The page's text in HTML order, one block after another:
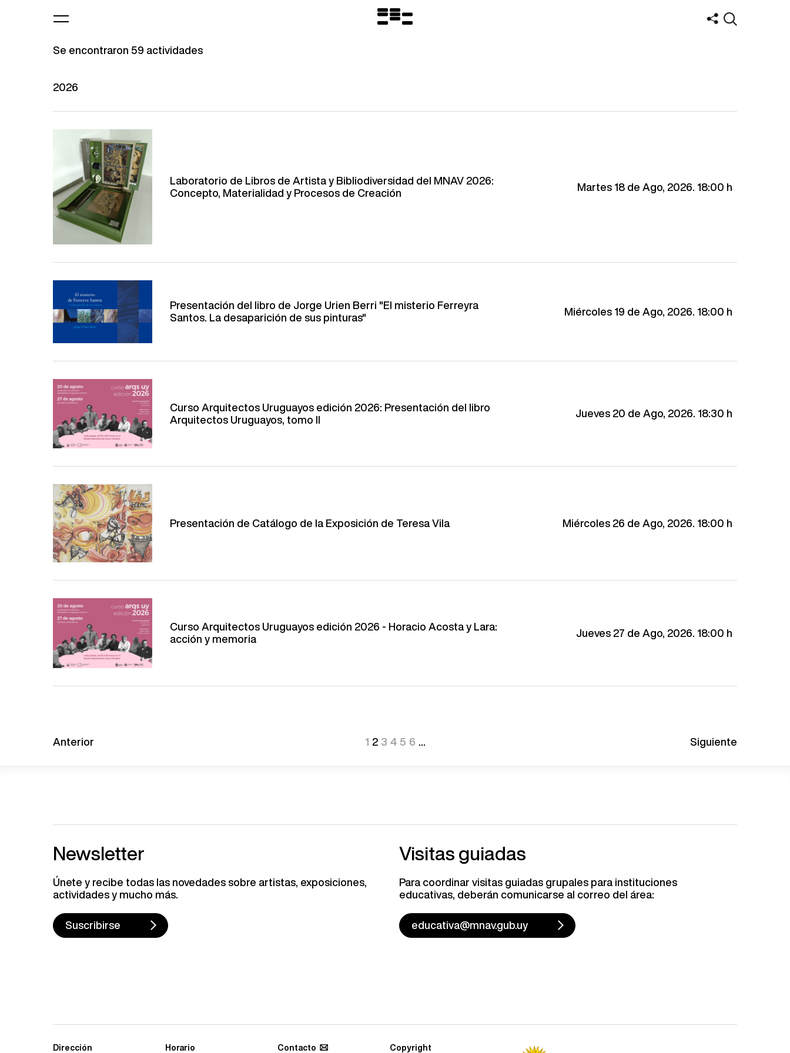
Logo
MNAV
Se encontraron 59 actividades
2026
Laboratorio de Libros de Artista y Bibliodiversidad del MNAV 2026:
Concepto, Materialidad y Procesos de Creación
Martes 18 de Ago, 2026. 18:00 h
Presentación del libro de Jorge Urien Berri "El misterio Ferreyra
Santos. La desaparición de sus pinturas"
Miércoles 19 de Ago, 2026. 18:00 h
Curso Arquitectos Uruguayos edición 2026: Presentación del libro
Arquitectos Uruguayos, tomo II
Jueves 20 de Ago, 2026. 18:30 h
Presentación de Catálogo de la Exposición de Teresa Vila Miércoles 26 de Ago, 2026. 18:00 h
Curso Arquitectos Uruguayos edición 2026 - Horacio Acosta y Lara:
acción y memoria
Jueves 27 de Ago, 2026. 18:00 h
Anterior 1 2 3 4 5 6 Siguiente
Newsletter
Únete y recibe todas las novedades sobre artistas, exposiciones,
actividades y mucho más.
Suscribirse
Visitas guiadas
Para coordinar visitas guiadas grupales para instituciones
educativas, deberán comunicarse al correo del área:
educativa@mnav.gub.uy
Dirección Horario Contacto Copyright